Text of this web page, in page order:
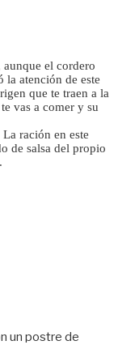
aunque el cordero
la atención de este
que te traen a la
vas a comer y su
ración en este
de salsa del propio
un postre de